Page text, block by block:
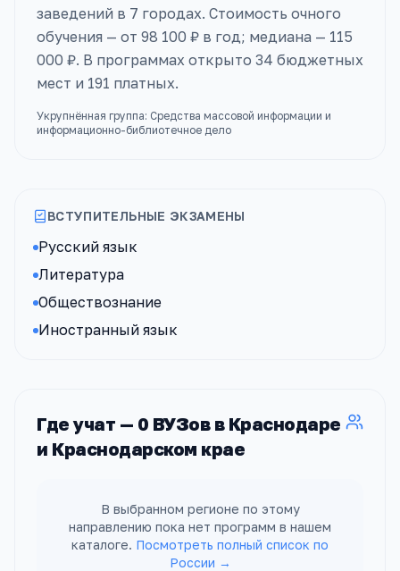
заведений в 7 городах. Стоимость очного
обучения — от 98 100 ₽ в год; медиана — 115
000 ₽. В программах открыто 34 бюджетных
мест и 191 платных.
Укрупнённая группа: Средства массовой информации и
информационно-библиотечное дело
ВСТУПИТЕЛЬНЫЕ ЭКЗАМЕНЫ
Русский язык
Литература
Обществознание
Иностранный язык
Где учат — 0 ВУЗов в Краснодаре
и Краснодарском крае
В выбранном регионе по этому
направлению пока нет программ в нашем
каталоге. Посмотреть полный список по
России →